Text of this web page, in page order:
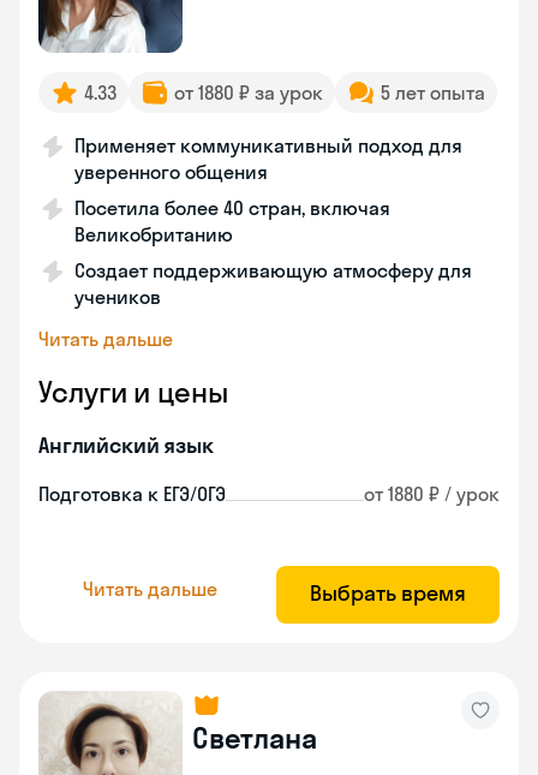
4.33 от 1880 ₽ за урок 5 лет опыта
Применяет коммуникативный подход для
уверенного общения
Посетила более 40 стран, включая
Великобританию
Создает поддерживающую атмосферу для
учеников
Читать дальше
Услуги и цены
Английский язык
Подготовка к ЕГЭ/ОГЭ от 1880 ₽ / урок
Читать дальше Выбрать время
Светлана